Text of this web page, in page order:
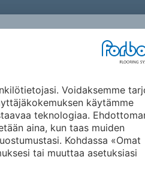
INSPIRAATIO JA
Voidaksemme
käytämme
teknologiaa.
aina, kun taas muiden
Kohdassa «Omat
tai muuttaa asetuksiasi